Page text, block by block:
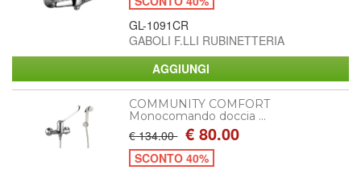
GL-1091CR
GABOLI F.LLI RUBINETTERIA
COMMUNITY COMFORT
Monocomando doccia ...
€ 134.00 € 80.00
SCONTO 40%